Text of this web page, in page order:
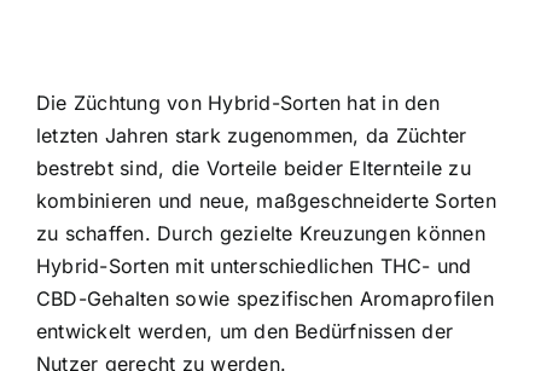
Die Züchtung von Hybrid-Sorten hat in den
letzten Jahren stark zugenommen, da Züchter
bestrebt sind, die Vorteile beider Elternteile zu
kombinieren und neue, maßgeschneiderte Sorten
zu schaffen. Durch gezielte Kreuzungen können
Hybrid-Sorten mit unterschiedlichen THC- und
CBD-Gehalten sowie spezifischen Aromaprofilen
entwickelt werden, um den Bedürfnissen der
Nutzer gerecht zu werden.